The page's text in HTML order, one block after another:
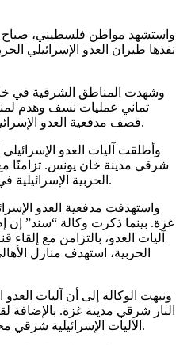
واستشهد مواطن فلسطيني، صباح
نفذها طيران العدو الإسرائيلي
وشهدت المناطق الشرقية في
ثماني عمليات نسف وهدم
قصف مدفعية العدو الإسرائيلي ذات المناطق عدة مرات.
وأطلقت آليات العدو الإسرائيلي
شرقي مدينة خان يونس. تزامنًا
الحربية الإسرائيلية في بحر المدينة، جنوبي القطاع.
واستهدفت مدفعية العدو
غزة. بينما ذكرت وكالة “سند”
آليات العدو، بالتزامن مع إلقاء
الحربية، استهدف منازل
ونبهت الوكالة إلى أن آليات
النار شرقي مدينة غزة.
الآليات الإسرائيلية شرقي مخيم جباليا شمالي قطاع غزة.